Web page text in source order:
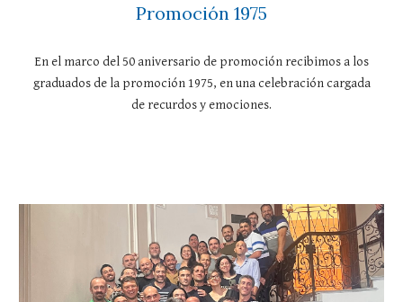
Promoción 1975
En el marco del 50 aniversario de promoción recibimos a los
graduados de la promoción 1975, en una celebración cargada
de recurdos y emociones.